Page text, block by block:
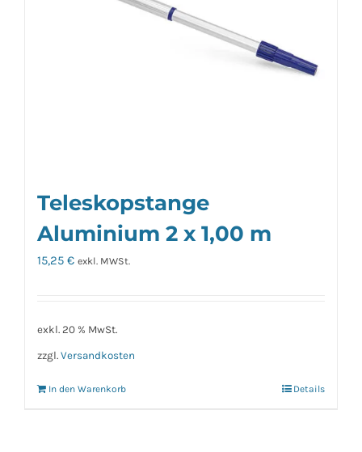
Teleskopstange
Aluminium 2 x 1,00 m
15,25 € exkl. MWSt.
exkl. 20 % MwSt.
zzgl. Versandkosten
In den Warenkorb Details